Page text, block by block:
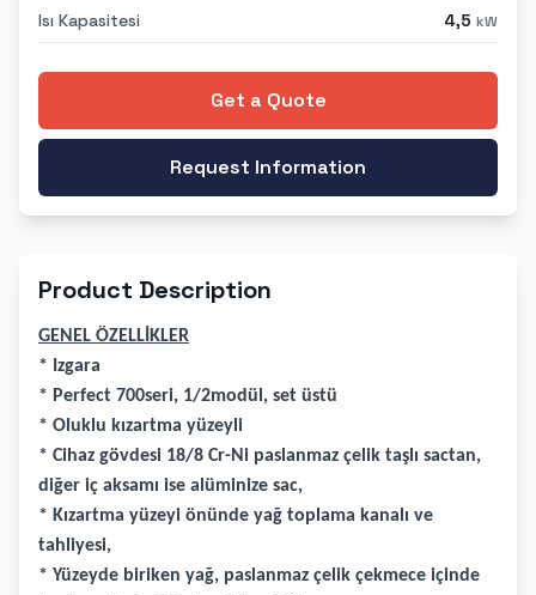
Isı Kapasitesi 4,5 kW
Get a Quote
Request Information
Product Description
GENEL ÖZELLİKLER
* Izgara
* Perfect 700seri, 1/2modül, set üstü
* Oluklu kızartma yüzeyli
* Cihaz gövdesi 18/8 Cr-Ni paslanmaz çelik taşlı sactan,
diğer iç aksamı ise alüminize sac,
* Kızartma yüzeyi önünde yağ toplama kanalı ve
tahliyesi,
* Yüzeyde biriken yağ, paslanmaz çelik çekmece içinde